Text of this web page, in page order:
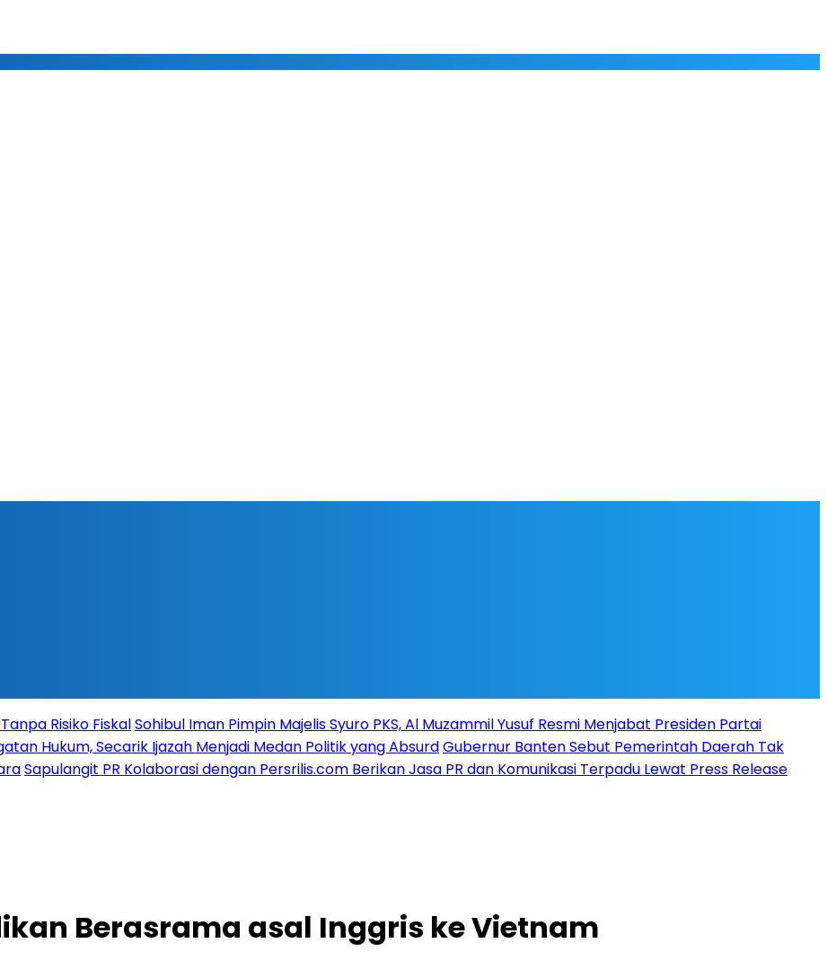
Risiko FiskalSohibul Iman Pimpin Majelis Syuro PKS, Al Muzammil Yusuf Resmi Menjabat Presiden Partai
Hukum, Secarik Ijazah Menjadi Medan Politik yang AbsurdGubernur Banten Sebut Pemerintah Daerah Tak
Sapulangit PR Kolaborasi dengan Persrilis.com Berikan Jasa PR dan Komunikasi Terpadu Lewat Press Release
Berasrama asal Inggris ke Vietnam